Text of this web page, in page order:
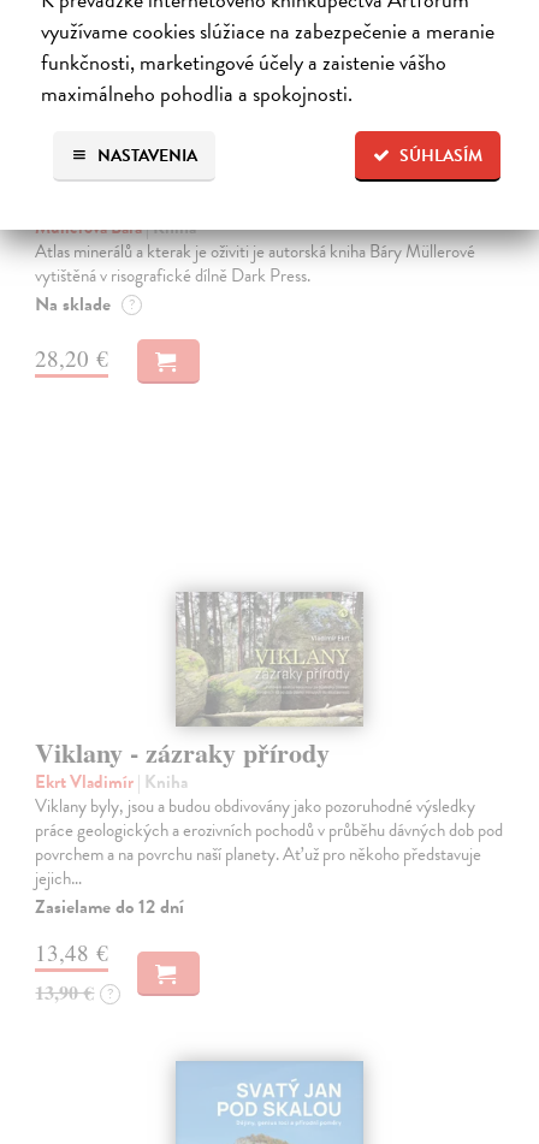
využívame cookies slúžiace na zabezpečenie a meranie
funkčnosti, marketingové účely a zaistenie vášho
maximálneho pohodlia a spokojnosti.
SÚHLASÍM
NASTAVENIA
Müllerová Bára| Kniha
Atlas minerálů a kterak je oživiti je autorská kniha Báry Müllerové
vytištěná v risografické dílně Dark Press.
Na sklade ?
28,20 €
Viklany - zázraky přírody
Ekrt Vladimír| Kniha
Viklany byly, jsou a budou obdivovány jako pozoruhodné výsledky
práce geologických a erozivních pochodů v průběhu dávných dob pod
povrchem a na povrchu naší planety. Ať už pro někoho představuje
jejich…
Zasielame do 12 dní
13,48 €
13,90 € ?